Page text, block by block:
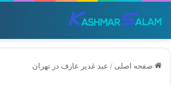
صفحه اصلی / عید غدیر عارف در تهران